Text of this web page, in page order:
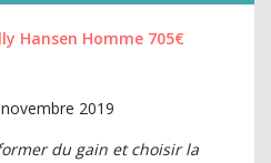
Hansen Homme 705€
2019
du gain et choisir la